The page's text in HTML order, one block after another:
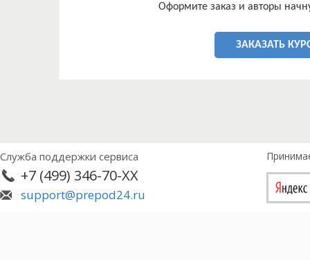
Оформите заказ и авторы
ЗАКАЗАТЬ
Служба поддержки сервиса
+7 (499) 346-70-XX
support@prepod24.ru